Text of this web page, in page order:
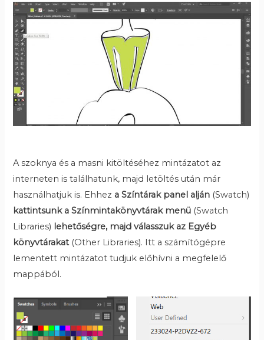
A szoknya és a masni kitöltéséhez mintázatot az
interneten is találhatunk, majd letöltés után már
használhatjuk is. Ehhez a Színtárak panel alján (Swatch)
kattintsunk a Színmintakönyvtárak menü (Swatch
Libraries) lehetőségre, majd válasszuk az Egyéb
könyvtárakat(Other Libraries). Itt a számítógépre
lementett mintázatot tudjuk előhívni a megfelelő
mappából.